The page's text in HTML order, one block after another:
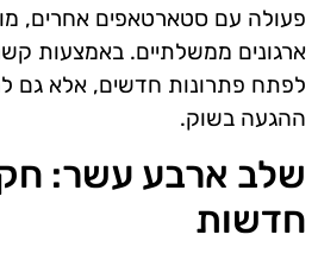
פעולה עם סטארטאפים אחרים,
ארגונים ממשלתיים. באמצעות
לפתח פתרונות חדשים, אלא גם
ההגעה בשוק.
שלב ארבע עשר:
חדשות